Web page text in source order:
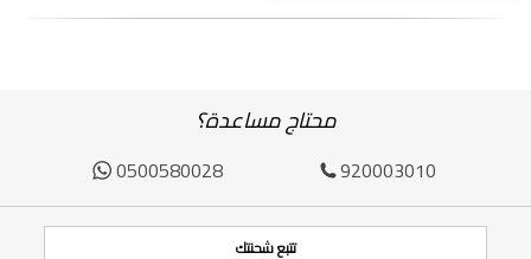
محتاج مساعدة؟
920003010
0500580028
تتبع شحنتك